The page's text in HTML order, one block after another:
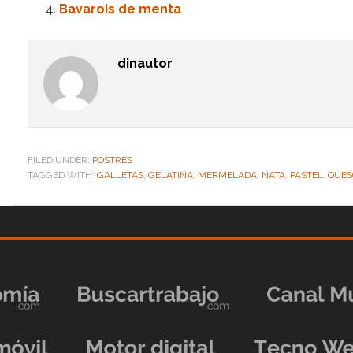
Bavarois de menta
dinautor
FILED UNDER: POSTRES
TAGGED WITH: GALLETAS, GELATINA, MERMELADA, NATA, PASTEL,